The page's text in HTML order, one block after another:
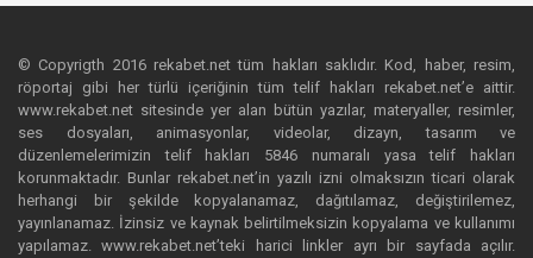
© Copyrigth 2016 rekabet.net tüm hakları saklıdır. Kod, haber, resim,
röportaj gibi her türlü içeriğinin tüm telif hakları rekabet.net’e aittir.
www.rekabet.net sitesinde yer alan bütün yazılar, materyaller, resimler,
ses dosyaları, animasyonlar, videolar, dizayn, tasarım ve
düzenlemelerimizin telif hakları 5846 numaralı yasa telif hakları
korunmaktadır. Bunlar rekabet.net’in yazılı izni olmaksızın ticari olarak
herhangi bir şekilde kopyalanamaz, dağıtılamaz, değiştirilemez,
yayınlanamaz. İzinsiz ve kaynak belirtilmeksizin kopyalama ve kullanımı
yapılamaz. www.rekabet.net’teki harici linkler ayrı bir sayfada açılır.